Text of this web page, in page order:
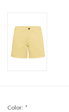
Color: *